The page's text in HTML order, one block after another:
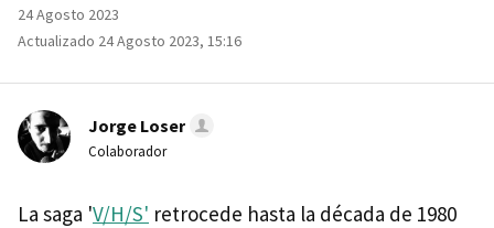
24 Agosto 2023
Actualizado 24 Agosto 2023, 15:16
Jorge Loser
Colaborador
La saga 'V/H/S' retrocede hasta la década de 1980